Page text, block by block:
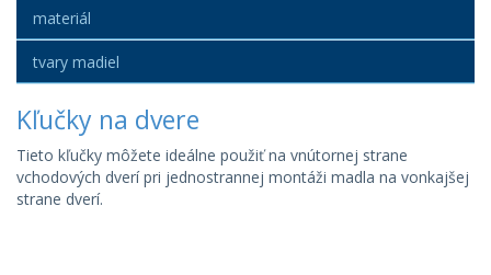
materiál
tvary madiel
Kľučky na dvere
Tieto kľučky môžete ideálne použiť na vnútornej strane
vchodových dverí pri jednostrannej montáži madla na vonkajšej
strane dverí.